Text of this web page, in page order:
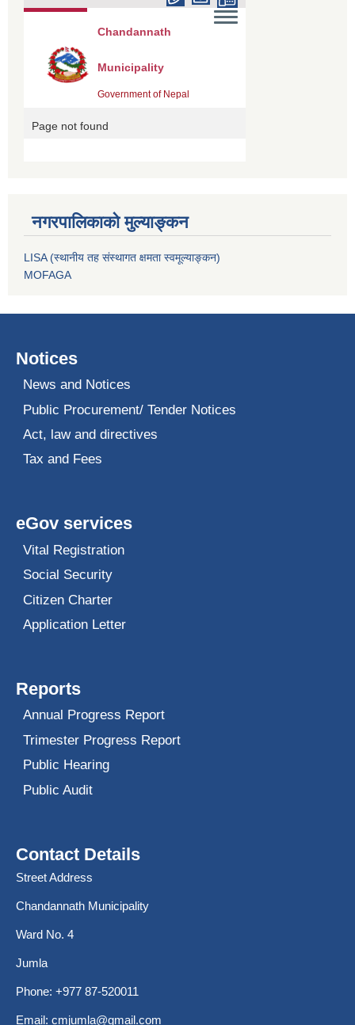
नगरपालिकाको मुल्याङ्कन
LISA (स्थानीय तह संस्थागत क्षमता स्वमूल्याङ्कन)
MOFAGA
Notices
News and Notices
Public Procurement/ Tender Notices
Act, law and directives
Tax and Fees
eGov services
Vital Registration
Social Security
Citizen Charter
Application Letter
Reports
Annual Progress Report
Trimester Progress Report
Public Hearing
Public Audit
Contact Details
Street Address
Chandannath Municipality
Ward No. 4
Jumla
Phone: +977 87-520011
Email: cmjumla@gmail.com